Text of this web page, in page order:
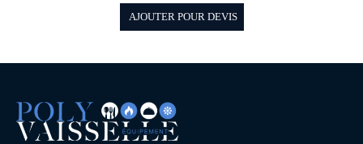
AJOUTER POUR DEVIS